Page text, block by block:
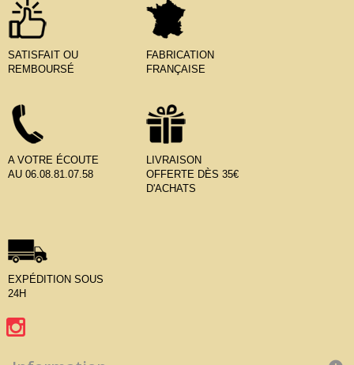
SATISFAIT OU
REMBOURSÉ
FABRICATION
FRANÇAISE
A VOTRE ÉCOUTE
AU 06.08.81.07.58
LIVRAISON
OFFERTE DÈS 35€
D'ACHATS
EXPÉDITION SOUS
24H